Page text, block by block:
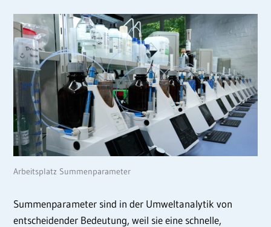
Arbeitsplatz Summenparameter
Summenparameter sind in der Umweltanalytik von
entscheidender Bedeutung, weil sie eine schnelle,